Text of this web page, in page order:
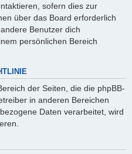
sofern dies zur
über das Board erforderlich
Benutzer dich
persönlichen Bereich
der Seiten, die die phpBB-
in anderen Bereichen
Daten verarbeitet, wird